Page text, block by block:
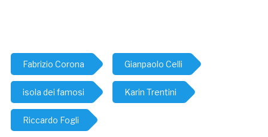
Fabrizio Corona Gianpaolo Celli
isola dei famosi Karin Trentini
Riccardo Fogli